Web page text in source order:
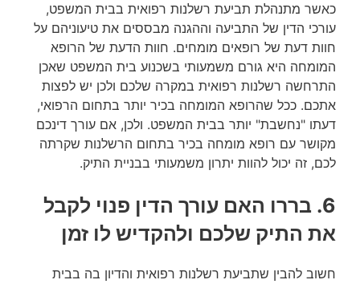
כאשר מתנהלת תביעת רשלנות רפואית בבית המשפט,
עורכי הדין של התביעה וההגנה מבססים את טיעוניהם על
חוות דעת של רופאים מומחים. חוות הדעת של הרופא
המומחה היא גורם משמעותי בשכנוע בית המשפט שאכן
התרחשה רשלנות רפואית במקרה שלכם ולכן יש לפצות
אתכם. ככל שהרופא המומחה בכיר יותר בתחום הרפואי,
דעתו "נחשבת" יותר בבית המשפט. ולכן, אם עורך דינכם
מקושר עם רופא מומחה בכיר בתחום הרשלנות שקרתה
לכם, זה יכול להוות יתרון משמעותי בבניית התיק.
6. בררו האם עורך הדין פנוי לקבל
את התיק שלכם ולהקדיש לו זמן
חשוב להבין שתביעת רשלנות רפואית והדיון בה בבית